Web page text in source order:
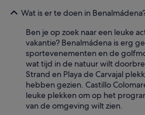
Wat is er te doen in
Ben je op zoek naar een leuke
vakantie? Benalmádena is erg
sportevenementen en de
wat tijd in de natuur wilt
Strand en Playa de Carvajal
hebben gezien. Castillo
leuke plekken om op het
van de omgeving wilt zien.